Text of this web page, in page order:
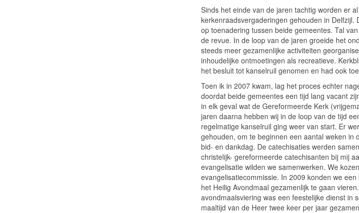
Sinds het einde van de jaren tachtig worden er
kerkenraadsvergaderingen gehouden in
op toenadering tussen beide gemeentes. Tal
de revue. In de loop van de jaren groeide het
steeds meer gezamenlijke activiteiten
inhoudelijke ontmoetingen als recreatieve.
het besluit tot kanselruil genomen en had ook
Toen ik in 2007 kwam, lag het proces echter
doordat beide gemeentes een tijd lang vacant
in elk geval wat de Gereformeerde Kerk
jaren daarna hebben wij in de loop van de tijd
regelmatige kanselruil ging weer van start. Er
gehouden, om te beginnen een aantal weken in
bid- en dankdag. De catechisaties werden
christelijk- gereformeerde catechisanten bij mij
evangelisatie wilden we samenwerken. We
evangelisatiecommissie. In 2009 konden we
het Heilig Avondmaal gezamenlijk te gaan
avondmaalsviering was een feestelijke dienst in
maaltijd van de Heer twee keer per jaar